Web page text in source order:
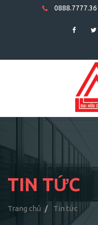
0888.7777.36
TIN TỨC
Trang chủ Tin tức